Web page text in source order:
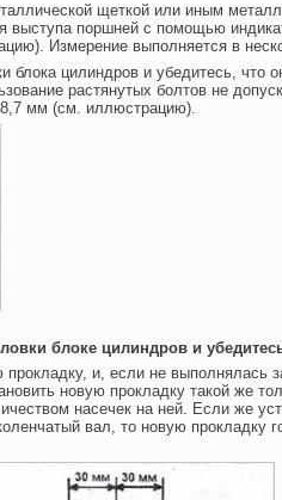
щеткой или иным
выступа поршней с помощью
Измерение выполняется в
блока цилиндров и убедитесь, что
растянутых болтов не
мм (см. иллюстрацию).
блоке цилиндров и
и, если не выполнялась
новую прокладку такой же
насечек на ней. Если же
вал, то новую прокладку